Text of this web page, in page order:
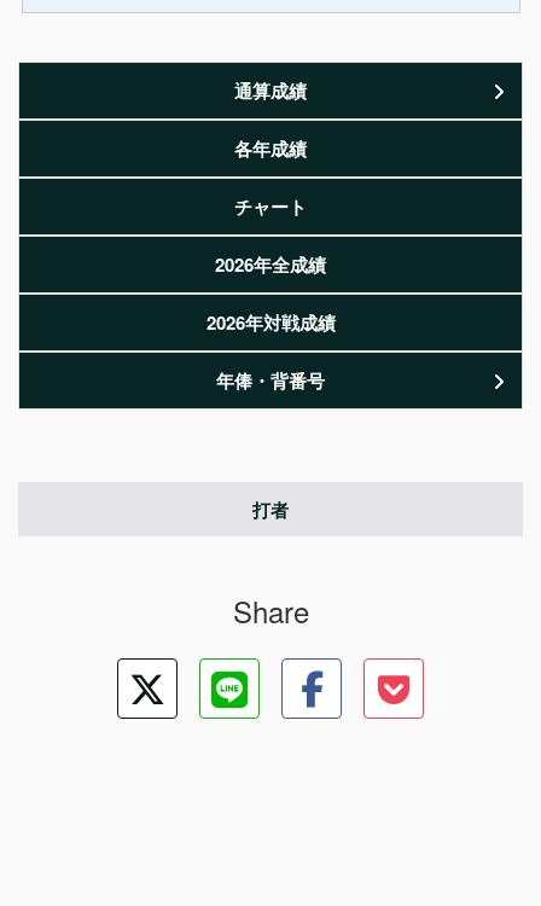
通算成績
各年成績
チャート
2026年全成績
2026年対戦成績
年俸・背番号
打者
Share